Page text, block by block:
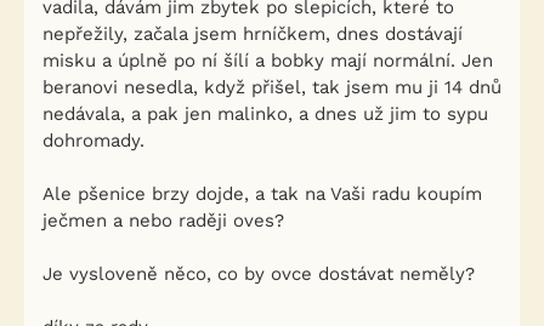
vadila, dávám jim zbytek po slepicích, které to
nepřežily, začala jsem hrníčkem, dnes dostávají
misku a úplně po ní šílí a bobky mají normální. Jen
beranovi nesedla, když přišel, tak jsem mu ji 14 dnů
nedávala, a pak jen malinko, a dnes už jim to sypu
dohromady.
Ale pšenice brzy dojde, a tak na Vaši radu koupím
ječmen a nebo raději oves?
Je vysloveně něco, co by ovce dostávat neměly?